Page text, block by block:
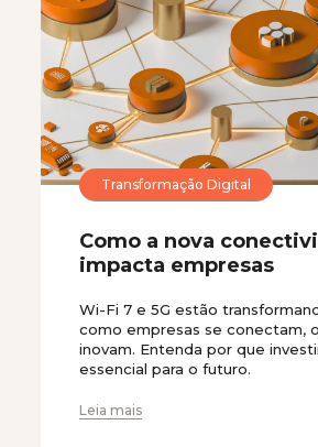
Transformação Digital
Como a nova
impacta empresas
Wi-Fi 7 e 5G estão
como empresas se conectam,
inovam. Entenda por que
essencial para o futuro.
Leia mais